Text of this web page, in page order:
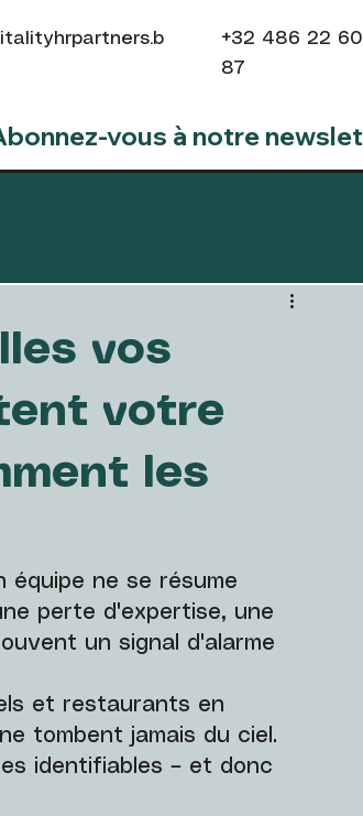
+32 486 22 60
87
vos
votre
les
équipe ne se résume
perte d'expertise, une
un signal d'alarme
et restaurants en
tombent jamais du ciel.
identifiables – et donc